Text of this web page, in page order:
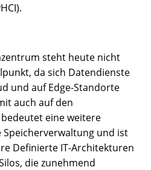
steht heute nicht
da sich Datendienste
und auf Edge-Standorte
auch auf den
eine weitere
und ist
Definierte IT-Architekturen
die zunehmend